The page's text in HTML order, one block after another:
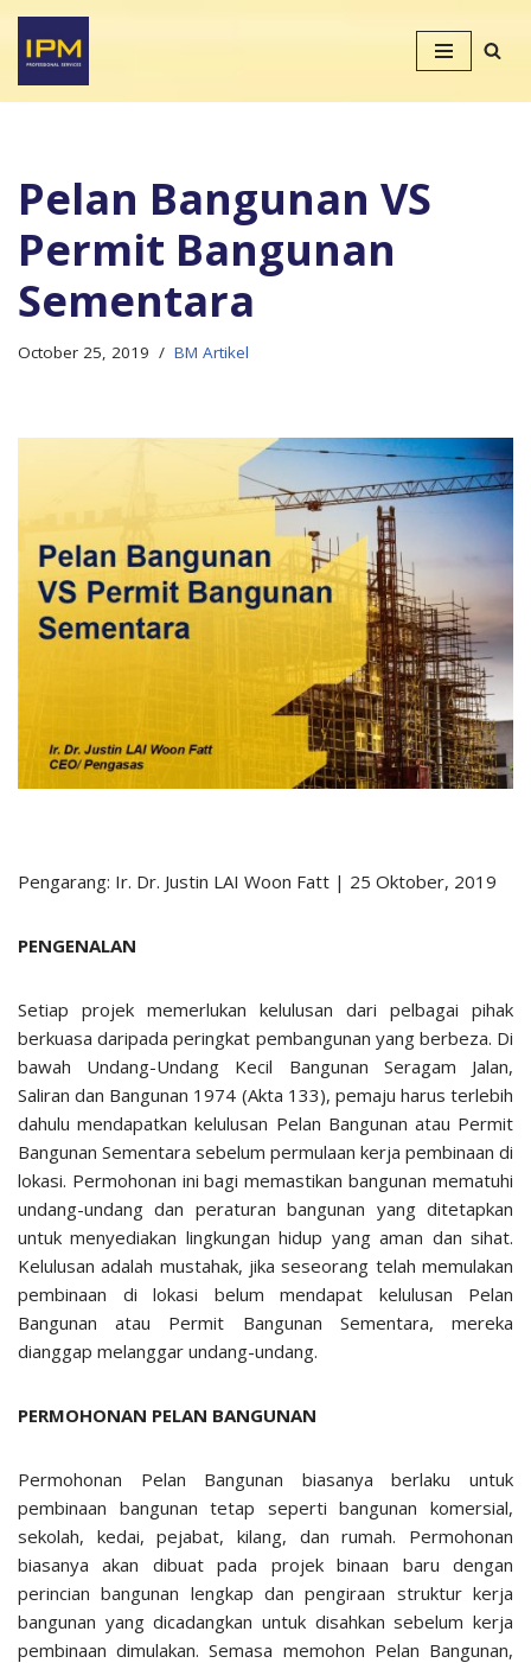
Skip
to
Pelan Bangunan VS
Permit Bangunan
Sementara
October 25, 2019 BM Artikel
Pengarang: Ir. Dr. Justin LAI Woon Fatt | 25 Oktober, 2019
PENGENALAN
Setiap projek memerlukan kelulusan dari pelbagai pihak
berkuasa daripada peringkat pembangunan yang berbeza. Di
bawah Undang-Undang Kecil Bangunan Seragam Jalan,
Saliran dan Bangunan 1974 (Akta 133), pemaju harus terlebih
dahulu mendapatkan kelulusan Pelan Bangunan atau Permit
Bangunan Sementara sebelum permulaan kerja pembinaan di
lokasi. Permohonan ini bagi memastikan bangunan mematuhi
undang-undang dan peraturan bangunan yang ditetapkan
untuk menyediakan lingkungan hidup yang aman dan sihat.
Kelulusan adalah mustahak, jika seseorang telah memulakan
pembinaan di lokasi belum mendapat kelulusan Pelan
Bangunan atau Permit Bangunan Sementara, mereka
dianggap melanggar undang-undang.
PERMOHONAN PELAN BANGUNAN
Permohonan Pelan Bangunan biasanya berlaku untuk
pembinaan bangunan tetap seperti bangunan komersial,
sekolah, kedai, pejabat, kilang, dan rumah. Permohonan
biasanya akan dibuat pada projek binaan baru dengan
perincian bangunan lengkap dan pengiraan struktur kerja
bangunan yang dicadangkan untuk disahkan sebelum kerja
pembinaan dimulakan. Semasa memohon Pelan Bangunan,